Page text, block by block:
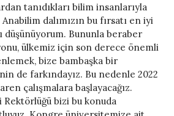
tanıdıkları bilim insanlarıyla
dalımızın bu fırsatı en iyi
düşünüyorum. Bununla beraber
ülkemiz için son derece önemli
bize bambaşka bir
de farkındayız. Bu nedenle 2022
çalışmalara başlayacağız.
bizi bu konuda